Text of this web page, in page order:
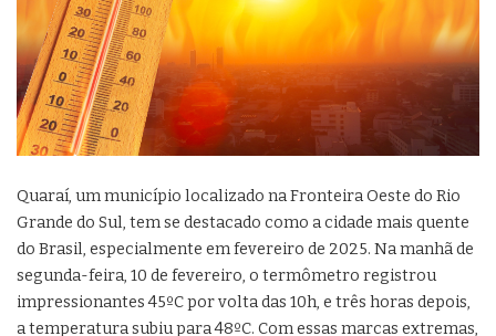
Quaraí, um município localizado na Fronteira Oeste do Rio
Grande do Sul, tem se destacado como a cidade mais quente
do Brasil, especialmente em fevereiro de 2025. Na manhã de
segunda-feira, 10 de fevereiro, o termômetro registrou
impressionantes 45ºC por volta das 10h, e três horas depois,
a temperatura subiu para 48ºC. Com essas marcas extremas,